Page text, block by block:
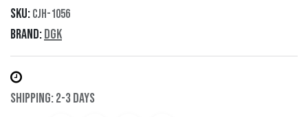
SKU:CJH-1056
Brand:DGK
Shipping: 2-3 Days